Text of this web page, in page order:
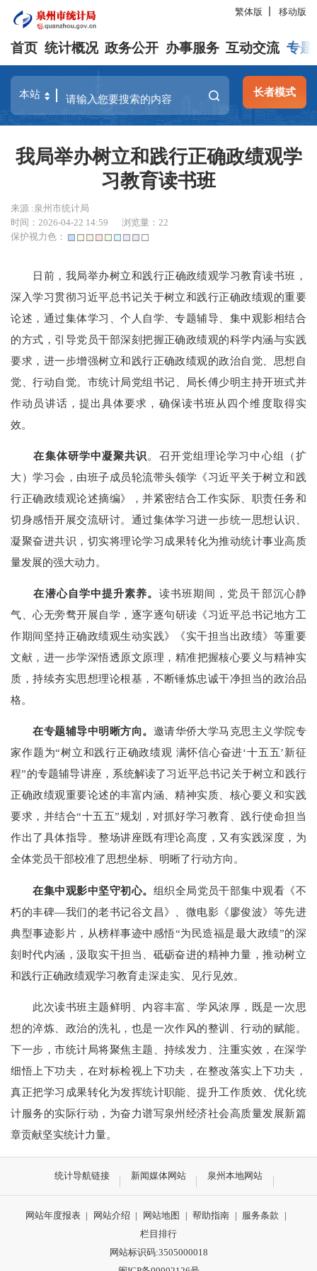
繁体版 移动版
首页 统计概况 政务公开 办事服务 互动交流 专题
长者模式
我局举办树立和践行正确政绩观学
习教育读书班
来源 :泉州市统计局
时间：2026-04-22 14:59
浏览量：22
保护视力色：
日前 ，我局举办树立和践行正确政绩观学习教育读书班，
深入学习贯彻习近平总书记关于树立和践行正确政绩观的重要
论述，通过集体学习、个人自学、专题辅导、集中观影相结合
的方式， 引导党员干部深刻把握正确政绩观的科学内涵与实践
要求，进一步增强树立和践行正确政绩观的政治自觉、思想自
觉、行动自觉。 市统计局党组书记、局长傅少明主持开班式并
作动员讲话 ，提出具体要求，确保读书班从四个维度取得实
效。
在集体研学中凝聚共识 。召开党组理论学习中心组（扩
大）学习会， 由班子成员轮流带头领学《习近平关于树立和践
行正确政绩观论述摘编》，并紧密结合工作实际 、职责任务和
切身感悟开展交流研讨。通过集体学习进一步统一思想认识
凝聚奋进共识，切实将理论学习 成果转化为推动统计事业高质
量发展的强大动力。
在潜心自学中提升素养。 读书班期间， 党员干部沉心静
气、心无旁骛开展自学， 逐字逐句研读 《习近平总书记地方工
作期间坚持正确政绩观生动实践》《实干担当出政绩》等重要
文献 ， 进一步学深悟透原文原理， 精准把握核心要义与精神实
质，持续夯实思想理论根基， 不断锤炼忠诚干净担当的政治品
格。
在专题辅导中明晰方向。 邀请华侨大学马克思主义学院专
家作题为“树立和践行正确政绩观 满怀信心奋进‘十五五’新征
程”的专题辅导讲座， 系统解读了习近平总书记关于树立和践行
正确政绩观重要论述的丰富内涵、精神实质、核心要义和实践
要求，并结合“十五五”规划，对抓好学习教育、践行使命担当
作出了具体指导。整场讲座既有理论高度，又有实践深度，为
全体党员干部校准了思想坐标、明晰了行动方向。
在集中观影中坚守初心。 组织全局党员干部集中观看《不
朽的丰碑—我们的老书记谷文昌》、微电影《廖俊波》等先进
典型事迹影 片，从榜样事迹中感悟“为民造福是最大政绩”的深
刻时代内涵，汲取实干担当、砥砺奋进的精神力量 ，推动树立
和践行正确政绩观学习教育走深走实、见行见效。
此次读书班主题鲜明、内容丰富 、学风浓厚 ，既是一次思
想的淬炼、政治的洗礼，也是一次作风的整训、行动的赋能。
下一步，市统计局将聚焦主题、持续发力、注重实效，在深学
细悟上下功夫，在对标检视上下功夫，在整改落实上下功夫，
真正把学习成果转化为发挥统计职能、提升工作质效、优化统
计服务的实际行动，为奋力谱写泉州经济社会高质量发展新篇
章贡献坚实统计力量。
统计导航链接 新闻媒体网站 泉州本地网站
网站年度报表 | 网站介绍 | 网站地图 | 帮助指南 | 服务条款
|
栏目排行
网站标识码:3505000018